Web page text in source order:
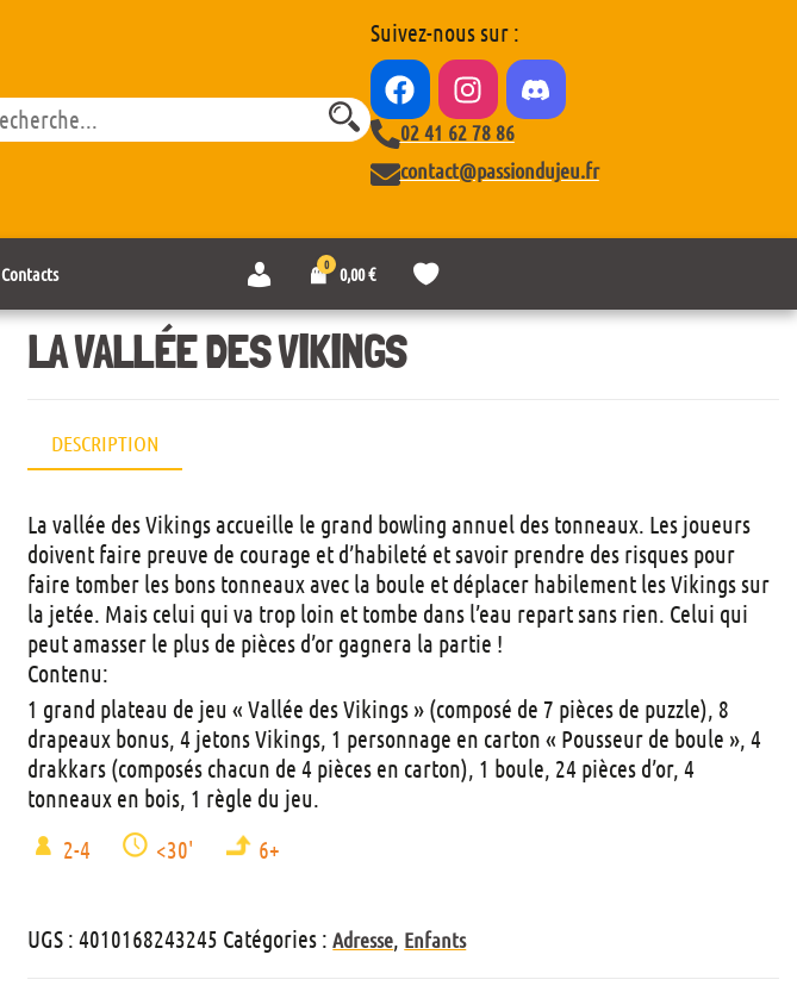
Suivez-nous sur :
02 41 62 78 86
contact@passiondujeu.fr
Contacts
n
c
o
m
0 0,00€
s
i
t
s
LA VALLÉE DES VIKINGS
DESCRIPTION
La vallée des Vikings accueille le grand bowling annuel des tonneaux. Les joueurs
doivent faire preuve de courage et d’habileté et savoir prendre des risques pour
faire tomber les bons tonneaux avec la boule et déplacer habilement les Vikings sur
la jetée. Mais celui qui va trop loin et tombe dans l’eau repart sans rien. Celui qui
peut amasser le plus de pièces d’or gagnera la partie !
Contenu:
1 grand plateau de jeu « Vallée des Vikings » (composé de 7 pièces de puzzle), 8
drapeaux bonus, 4 jetons Vikings, 1 personnage en carton « Pousseur de boule », 4
drakkars (composés chacun de 4 pièces en carton), 1 boule, 24 pièces d’or, 4
tonneaux en bois, 1 règle du jeu.
2-4
<30' 6+
UGS :4010168243245 Catégories :Adresse Enfants